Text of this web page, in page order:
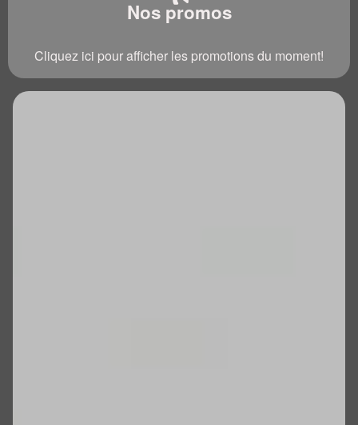
Nos promos
Cliquez ici pour afficher les promotions du moment!